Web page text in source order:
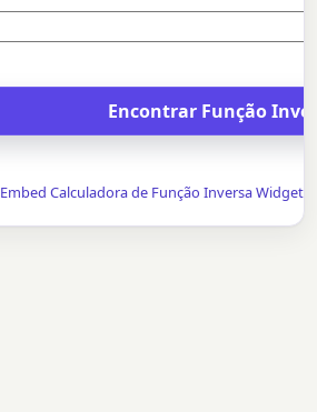
Embed Calculadora de Função Inversa Widget